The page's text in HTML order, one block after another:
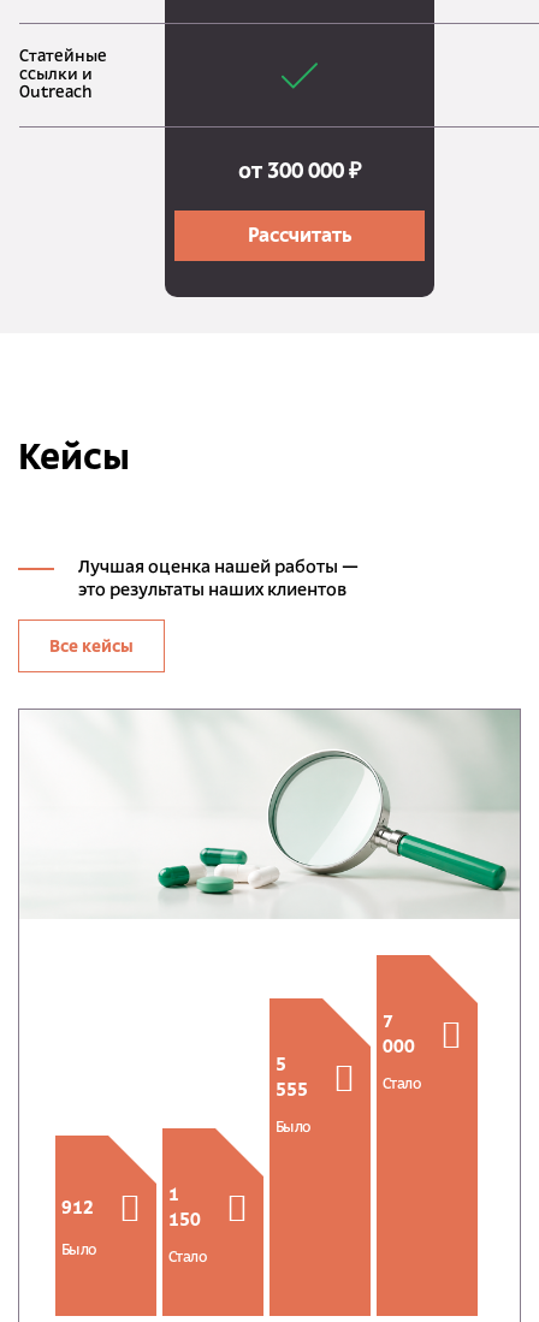
Статейные
ссылки и
Outreach
от 300 000 ₽
Рассчитать
Кейсы
Лучшая оценка нашей работы —
это результаты наших клиентов
Все кейсы
912
Было
1
150
Стало
5
555
Было
7
000
Стало